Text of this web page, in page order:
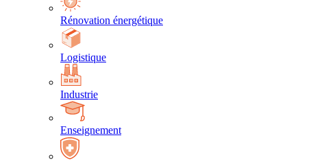
Rénovation énergétique
Logistique
Industrie
Enseignement